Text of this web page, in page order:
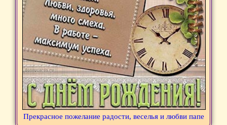
Прекрасное пожелание радости, веселья и любви папе